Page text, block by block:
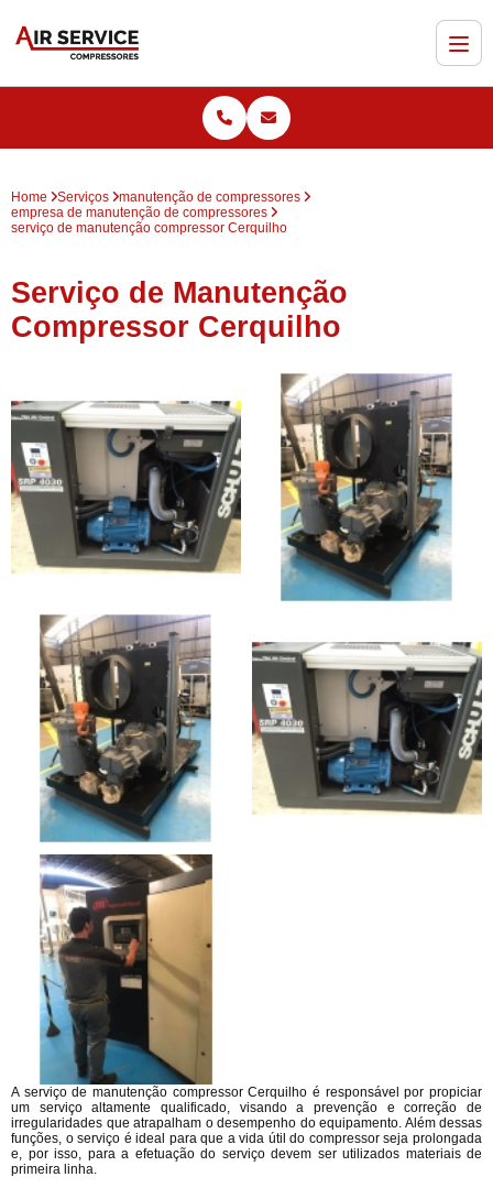
Home Serviços
manutenção de compressores
empresa de manutenção de compressores
serviço de manutenção compressor Cerquilho
Serviço de Manutenção
Compressor Cerquilho
A serviço de manutenção compressor Cerquilho é responsável por propiciar
um serviço altamente qualificado, visando a prevenção e correção de
irregularidades que atrapalham o desempenho do equipamento. Além dessas
funções, o serviço é ideal para que a vida útil do compressor seja prolongada
e, por isso, para a efetuação do serviço devem ser utilizados materiais de
primeira linha.